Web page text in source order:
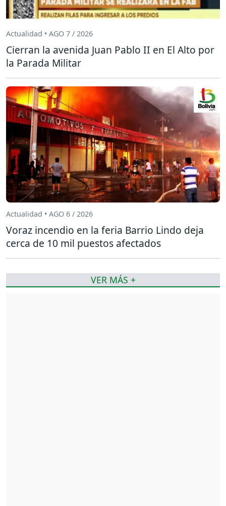
Actualidad • AGO 7 / 2026
Cierran la avenida Juan Pablo II en El Alto por
la Parada Militar
Actualidad • AGO 6 / 2026
Voraz incendio en la feria Barrio Lindo deja
cerca de 10 mil puestos afectados
VER MÁS +